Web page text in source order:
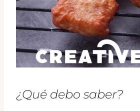
¿Qué debo saber?